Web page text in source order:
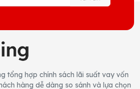
tổng hợp chính sách lãi suất vay vốn
hàng dễ dàng so sánh và lựa chọn